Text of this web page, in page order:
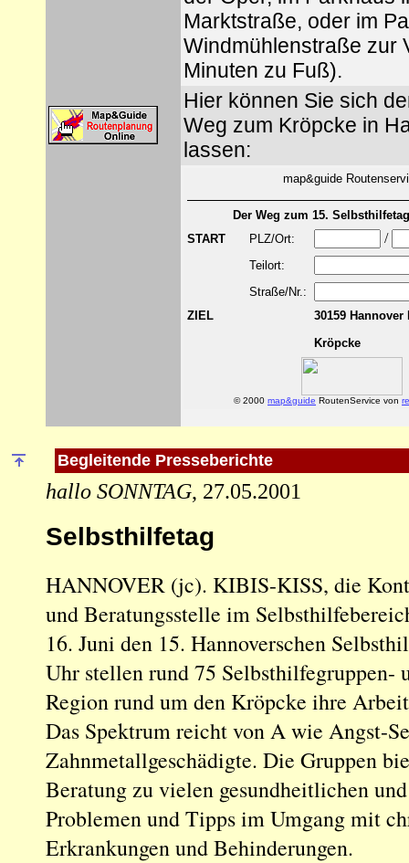
Marktstraße, oder im
Windmühlenstraße zur
Minuten zu Fuß).
Hier können Sie sich
Weg zum Kröpcke in
lassen:
map&guide
Der Weg zum 15.
START
PLZ/Ort: /
Teilort:
Straße/Nr.:
ZIEL
30159 Hannover
Kröpcke
© 2000 map&guide RoutenService von
Begleitende Presseberichte
hallo SONNTAG, 27.05.2001
Selbsthilfetag
HANNOVER (jc). KIBIS-KISS, die
und Beratungsstelle im
16. Juni den 15. Hannoverschen
Uhr stellen rund 75 Selbsthilfegruppen-
Region rund um den Kröpcke ihre
Das Spektrum reicht von A wie Angst-
Zahnmetallgeschädigte. Die Gruppen
Beratung zu vielen gesundheitlichen
Problemen und Tipps im Umgang mit
Erkrankungen und Behinderungen.